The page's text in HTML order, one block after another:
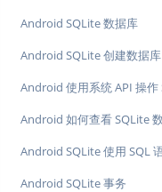
Android SQLite 数据库
Android SQLite 创建数据库
Android 使用系统 API 操作
Android 如何查看 SQLite
Android SQLite 使用 SQL
Android SQLite 事务